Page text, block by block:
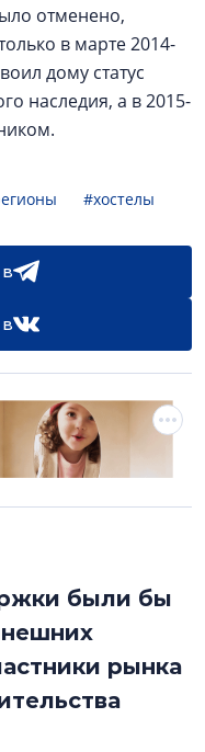
отменено,
в марте 2014-
дому статус
наследия, а в 2015-
#хостелы
были бы
рынка